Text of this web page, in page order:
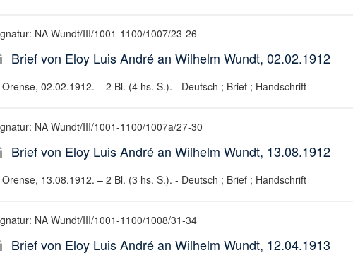
NA Wundt/III/1001-1100/1007/23-26
Brief von Eloy Luis André an Wilhelm Wundt, 02.02.1912
Orense, 02.02.1912. – 2 Bl. (4 hs. S.). - Deutsch ; Brief ; Handschrift
NA Wundt/III/1001-1100/1007a/27-30
Brief von Eloy Luis André an Wilhelm Wundt, 13.08.1912
Orense, 13.08.1912. – 2 Bl. (3 hs. S.). - Deutsch ; Brief ; Handschrift
NA Wundt/III/1001-1100/1008/31-34
Brief von Eloy Luis André an Wilhelm Wundt, 12.04.1913